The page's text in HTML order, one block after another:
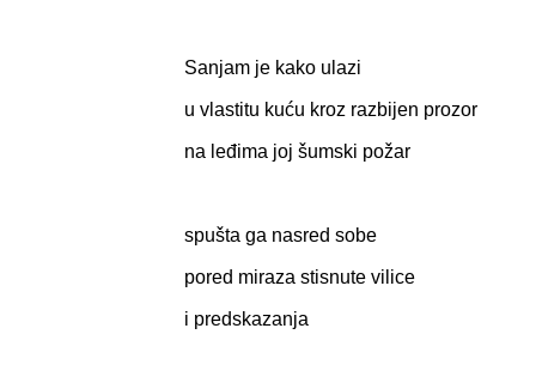
Sanjam je kako ulazi
u vlastitu kuću kroz razbijen prozor
na leđima joj šumski požar
spušta ga nasred sobe
pored miraza stisnute vilice
i predskazanja